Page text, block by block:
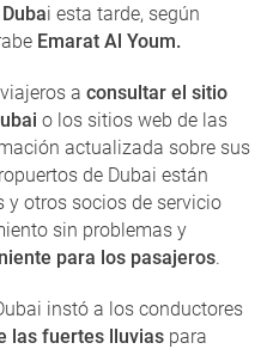
i esta tarde, según
Emarat Al Youm.
a consultar el sitio
o los sitios web de las
actualizada sobre sus
de Dubai están
y otros socios de servicio
sin problemas y
para los pasajeros.
instó a los conductores
las fuertes lluvias para